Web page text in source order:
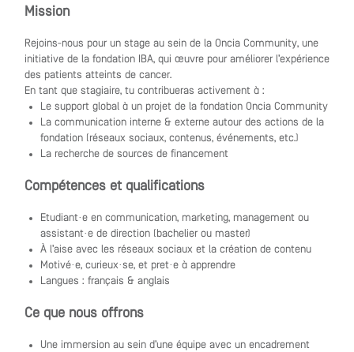
Mission
Rejoins-nous pour un stage au sein de la Oncia Community, une
initiative de la fondation IBA, qui œuvre pour améliorer l’expérience
des patients atteints de cancer.
En tant que stagiaire, tu contribueras activement à :
Le support global à un projet de la fondation Oncia Community
La communication interne & externe autour des actions de la
fondation (réseaux sociaux, contenus, événements, etc.)
La recherche de sources de financement
Compétences et qualifications
Étudiant·e en communication, marketing, management ou
assistant·e de direction (bachelier ou master)
À l’aise avec les réseaux sociaux et la création de contenu
Motivé·e, curieux·se, et prêt·e à apprendre
Langues : français & anglais
Ce que nous offrons
Une immersion au sein d’une équipe avec un encadrement